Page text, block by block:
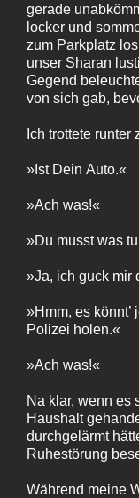
gerade
locker und
zum Parkplatz
unser Sharan
Gegend
von sich gab,
Ich trottete runter
»Ist Dein Auto.«
»Ach was!«
»Du musst was
»Ja, ich guck mir
»Hmm, es
Polizei holen.«
»Ach was!«
Na klar, wenn es
Haushalt
durchgelärmt
Ruhestörung
Während meine